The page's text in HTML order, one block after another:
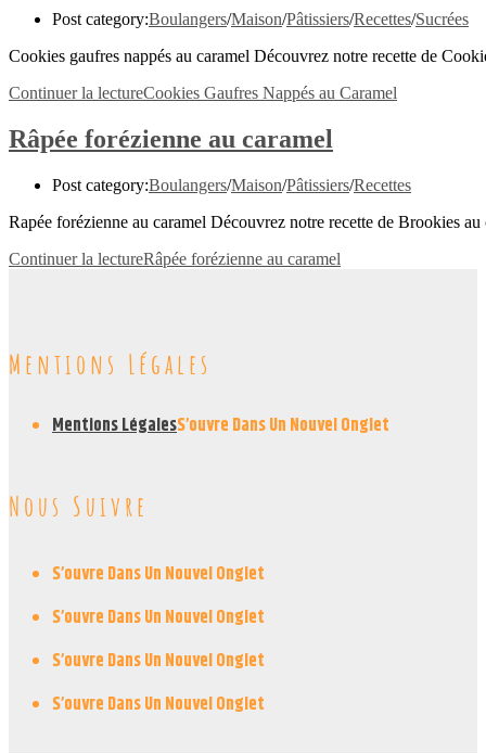
Post category:Boulangers/Maison/Pâtissiers/Recettes/Sucrées
Cookies gaufres nappés au caramel Découvrez notre recette de
Continuer la lectureCookies Gaufres Nappés au Caramel
Râpée forézienne au caramel
Post category:Boulangers/Maison/Pâtissiers/Recettes
Rapée forézienne au caramel Découvrez notre recette de Brookies
Continuer la lectureRâpée forézienne au caramel
Mentions Légales
Mentions LégalesS’ouvre Dans Un Nouvel Onglet
Nous Suivre
S’ouvre Dans Un Nouvel Onglet
S’ouvre Dans Un Nouvel Onglet
S’ouvre Dans Un Nouvel Onglet
S’ouvre Dans Un Nouvel Onglet